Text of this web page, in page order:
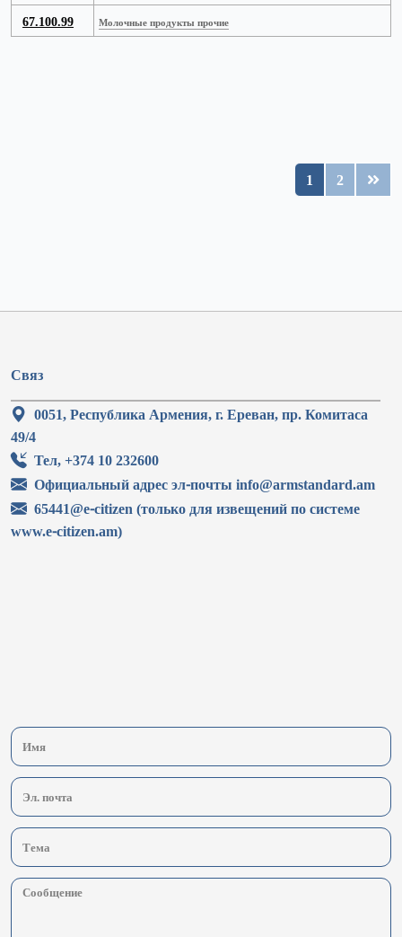
67.100.99 Молочные продукты прочие
1 2
Связ
0051, Республика Армения, г. Ереван, пр. Комитаса
49/4
Тел, +374 10 232600
Официальный адрес эл-почты info@armstandard.am
65441@e-citizen (только для извещений по системе
www.e-citizen.am)